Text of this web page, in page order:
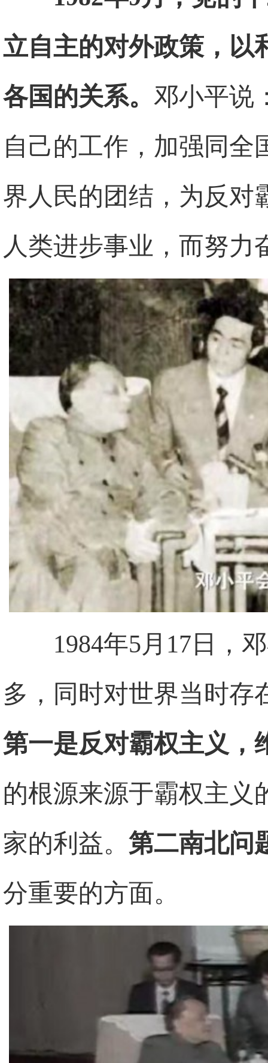
立自主的对外政策，以
各国的关系。 邓小平说
自己的工作，加强同全
界人民的团结，为反对
人类进步事业，而努力
1984年5月17日，
多，同时对世界当时存
第一是反对霸权主义，
的根源来源于霸权主义
家的利益。 第二南北问
分重要的方面。